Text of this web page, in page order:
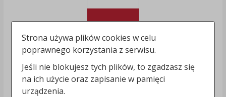
Strona używa plików cookies w celu
poprawnego korzystania z serwisu.
Jeśli nie blokujesz tych plików, to zgadzasz się
na ich użycie oraz zapisanie w pamięci
urządzenia.